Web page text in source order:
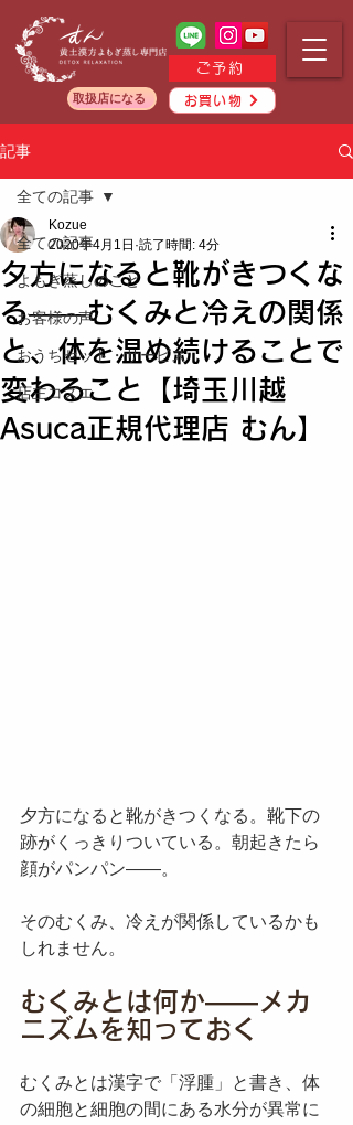
ご予約
お買い物
取扱店になる
記事
全ての記事
よもぎ蒸しのこと
お客様の声
おうちセット・サービス
店主コズエ
全ての記事
夕方になると靴がきつくな
る——むくみと冷えの関係
と、体を温め続けることで
変わること【埼玉川越
Asuca正規代理店 むん】
Kozue
2020年4月1日 読了時間: 4分
夕方になると靴がきつくなる。靴下の
跡がくっきりついている。朝起きたら
顔がパンパン——。
そのむくみ、冷えが関係しているかも
しれません。
むくみとは何か——メカ
ニズムを知っておく
むくみとは漢字で「浮腫」と書き、体
の細胞と細胞の間にある水分が異常に